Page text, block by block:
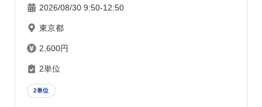
2026/08/30 9:50-12:50
東京都
2,600円
2単位
2単位